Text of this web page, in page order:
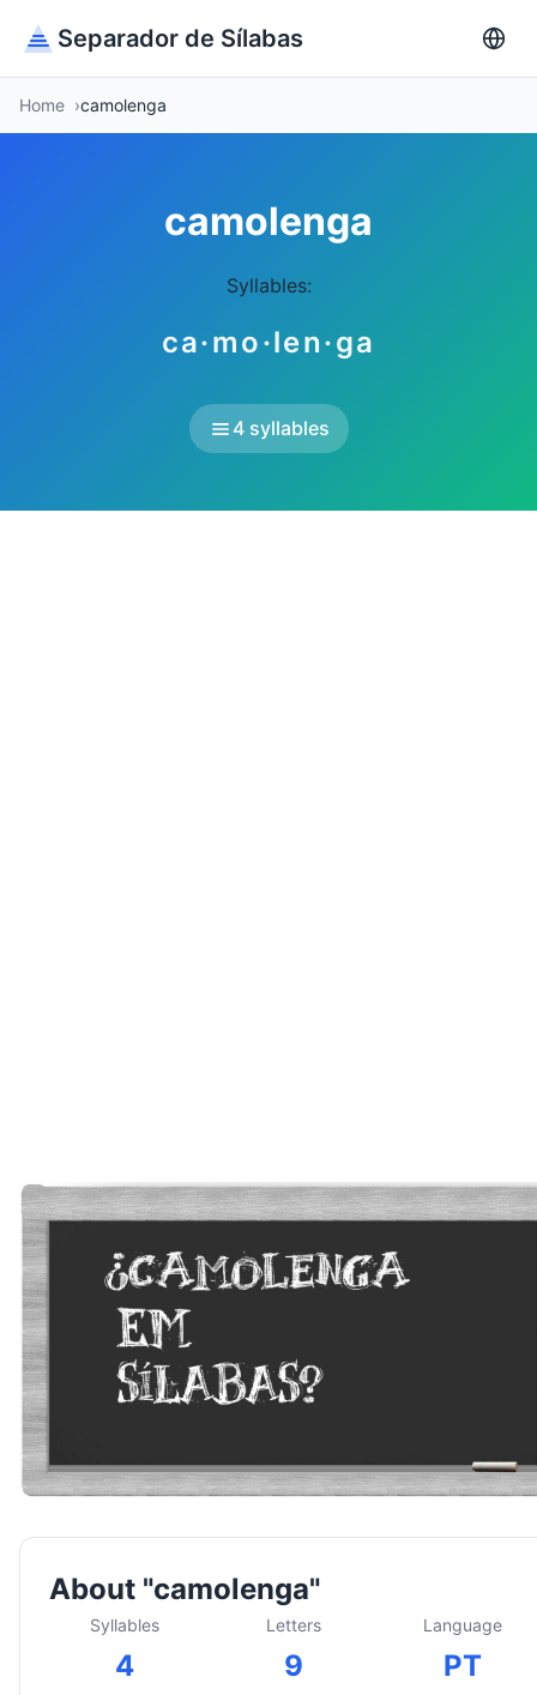
Separador de Sílabas
Home camolenga
camolenga
Syllables:
ca·mo·len·ga
4 syllables
About "camolenga"
Syllables
4
Letters
9
Language
PT